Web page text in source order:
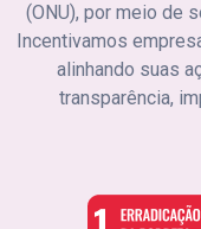
(ONU), por meio de
Incentivamos
alinhando suas
transparência,